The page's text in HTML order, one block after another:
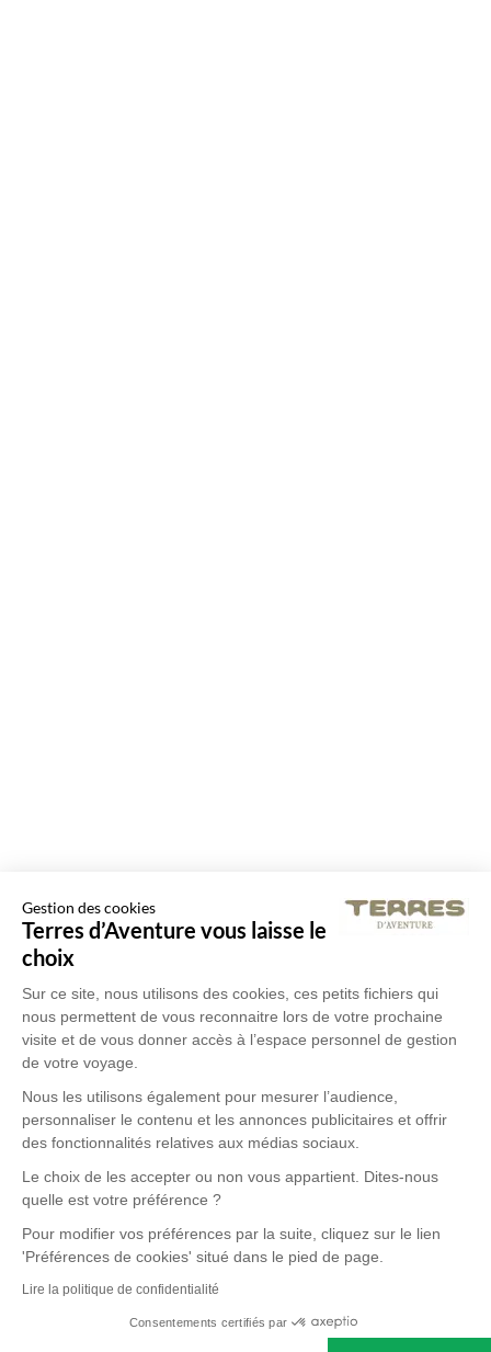
Gestion des cookies
Terres d’Aventure vous laisse le
choix
Sur ce site, nous utilisons des cookies, ces petits fichiers qui
nous permettent de vous reconnaitre lors de votre prochaine
visite et de vous donner accès à l’espace personnel de gestion
de votre voyage.
Nous les utilisons également pour mesurer l’audience,
personnaliser le contenu et les annonces publicitaires et offrir
des fonctionnalités relatives aux médias sociaux.
Le choix de les accepter ou non vous appartient. Dites-nous
quelle est votre préférence ?
Pour modifier vos préférences par la suite, cliquez sur le lien
'Préférences de cookies' situé dans le pied de page.
Lire la politique de confidentialité
Consentements certifiés par